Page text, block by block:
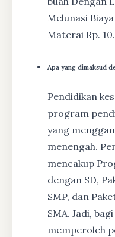
Melunasi
Materai Rp.
Apa yang dimaksud
Pendidikan
program
yang
menengah.
mencakup
dengan SD,
SMP, dan
SMA. Jadi,
memperoleh